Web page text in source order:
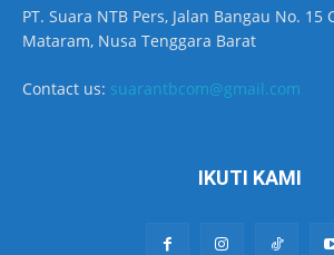
PT. Suara NTB Pers, Jalan Bangau No. 15
Mataram, Nusa Tenggara Barat
Contact us: suarantbcom@gmail.com
IKUTI KAMI